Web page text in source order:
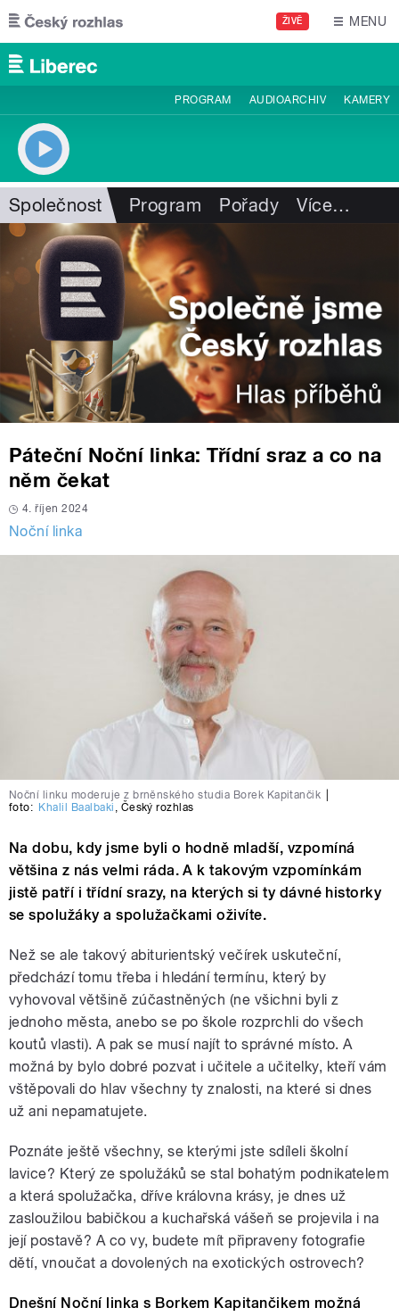
Přejít k hlavnímu obsahu
ŽIVĚ MENU
PROGRAM AUDIOARCHIV KAMERY
Společnost Program Pořady Více…
Páteční Noční linka: Třídní sraz a co na
něm čekat
4. říjen 2024
Noční linka
Noční linku moderuje z brněnského studia Borek Kapitančik
foto: Khalil Baalbaki , Český rozhlas
Na dobu, kdy jsme byli o hodně mladší, vzpomíná
většina z nás velmi ráda. A k takovým vzpomínkám
jistě patří i třídní srazy, na kterých si ty dávné historky
se spolužáky a spolužačkami oživíte.
Než se ale takový abiturientský večírek uskuteční,
předchází tomu třeba i hledání termínu, který by
vyhovoval většině zúčastněných (ne všichni byli z
jednoho města, anebo se po škole rozprchli do všech
koutů vlasti). A pak se musí najít to správné místo. A
možná by bylo dobré pozvat i učitele a učitelky, kteří vám
vštěpovali do hlav všechny ty znalosti, na které si dnes
už ani nepamatujete.
Poznáte ještě všechny, se kterými jste sdíleli školní
lavice? Který ze spolužáků se stal bohatým podnikatelem
a která spolužačka, dříve královna krásy, je dnes už
zasloužilou babičkou a kuchařská vášeň se projevila i na
její postavě? A co vy, budete mít připraveny fotografie
dětí, vnoučat a dovolených na exotických ostrovech?
Dnešní Noční linka s Borkem Kapitančikem možná